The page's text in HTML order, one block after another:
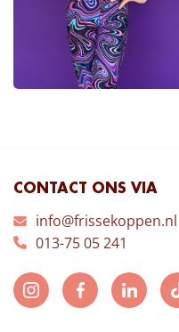
CONTACT ONS VIA
info@frissekoppen.nl
013-75 05 241